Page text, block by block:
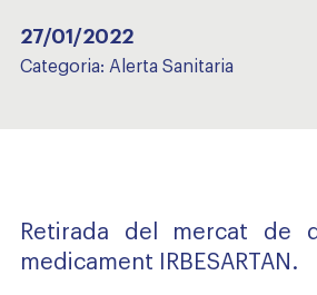
27/01/2022
Categoria: Alerta Sanitaria
Retirada del mercat de
medicament IRBESARTAN.